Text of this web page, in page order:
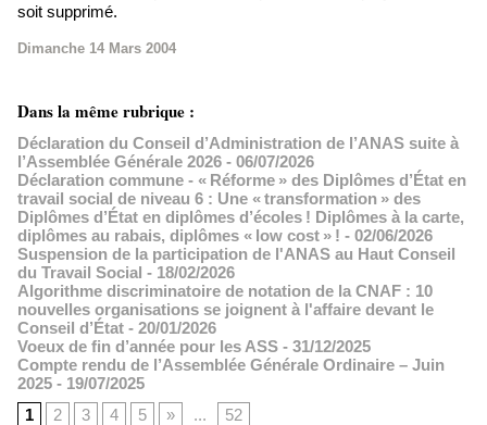
soit supprimé.
Dimanche 14 Mars 2004
Dans la même rubrique :
Déclaration du Conseil d’Administration de l’ANAS suite à
l’Assemblée Générale 2026 - 06/07/2026
Déclaration commune - « Réforme » des Diplômes d’État en
travail social de niveau 6 : Une « transformation » des
Diplômes d’État en diplômes d’écoles ! Diplômes à la carte,
diplômes au rabais, diplômes « low cost » ! - 02/06/2026
Suspension de la participation de l'ANAS au Haut Conseil
du Travail Social - 18/02/2026
Algorithme discriminatoire de notation de la CNAF : 10
nouvelles organisations se joignent à l'affaire devant le
Conseil d’État - 20/01/2026
Voeux de fin d’année pour les ASS - 31/12/2025
Compte rendu de l’Assemblée Générale Ordinaire – Juin
2025 - 19/07/2025
1
2 3 4 5 » ... 52